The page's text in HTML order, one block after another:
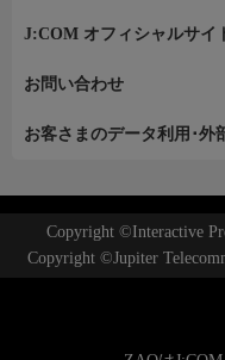
J:COM オフィシャルサイ
お問い合わせ
お客さまのデータ利用･外
Copyright ©Interactive
Copyright ©Jupiter